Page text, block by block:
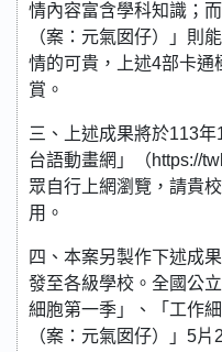
情內容富含學科知識；
（案：元氣囡仔）」則
情的可貴，上述4部卡通
賞。
三、上述成果將於113
台語動畫網」（https://
眾自行上網瀏覽，請貴
用。
四、本案另製作下述成
發至各級學校。全國公
細胞第一季」、「工作
（案：元氣囡仔）」5